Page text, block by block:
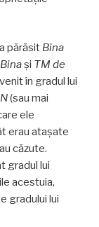
a părăsit Bina
Binaşi TM de
în gradul lui
(sau mai
ele
erau ataşate
căzute.
gradul lui
acestuia,
gradului lui